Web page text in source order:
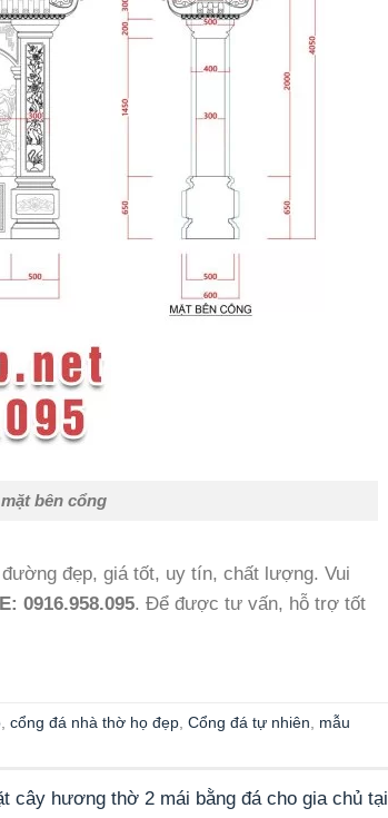
bên cổng
đẹp, giá tốt, uy tín, chất lượng. Vui
0916.958.095. Để được tư vấn, hỗ trợ tốt
, cổng đá nhà thờ họ đẹp, Cổng đá tự nhiên, mẫu
cây hương thờ 2 mái bằng đá cho gia chủ tại